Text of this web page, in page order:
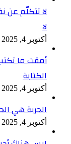
لا تتكلّم
لا
أكتوبر 4, 2025
أمقت ما
الكتابة
أكتوبر 4, 2025
الحرية هي
أكتوبر 4, 2025